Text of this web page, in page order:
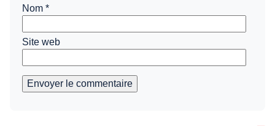
Nom *
Site web
Envoyer le commentaire